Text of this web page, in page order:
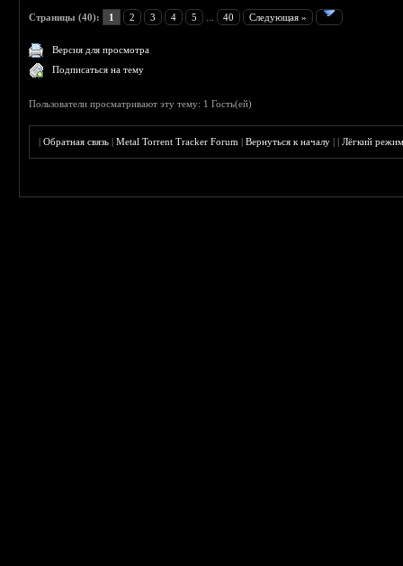
Страницы (40): 1 2 3 4 5 40 Следующая »
Версия для просмотра
Подписаться на тему
Пользователи просматривают эту тему: 1 Гость(ей)
|Обратная связь |Metal Torrent Tracker Forum |Вернуться к началу ||Лёгкий